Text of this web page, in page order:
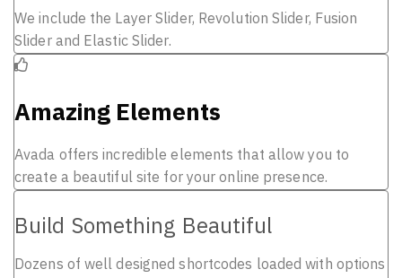
We include the Layer Slider, Revolution Slider, Fusion
Slider and Elastic Slider.
Amazing Elements
Avada offers incredible elements that allow you to
create a beautiful site for your online presence.
Build Something Beautiful
Dozens of well designed shortcodes loaded with options